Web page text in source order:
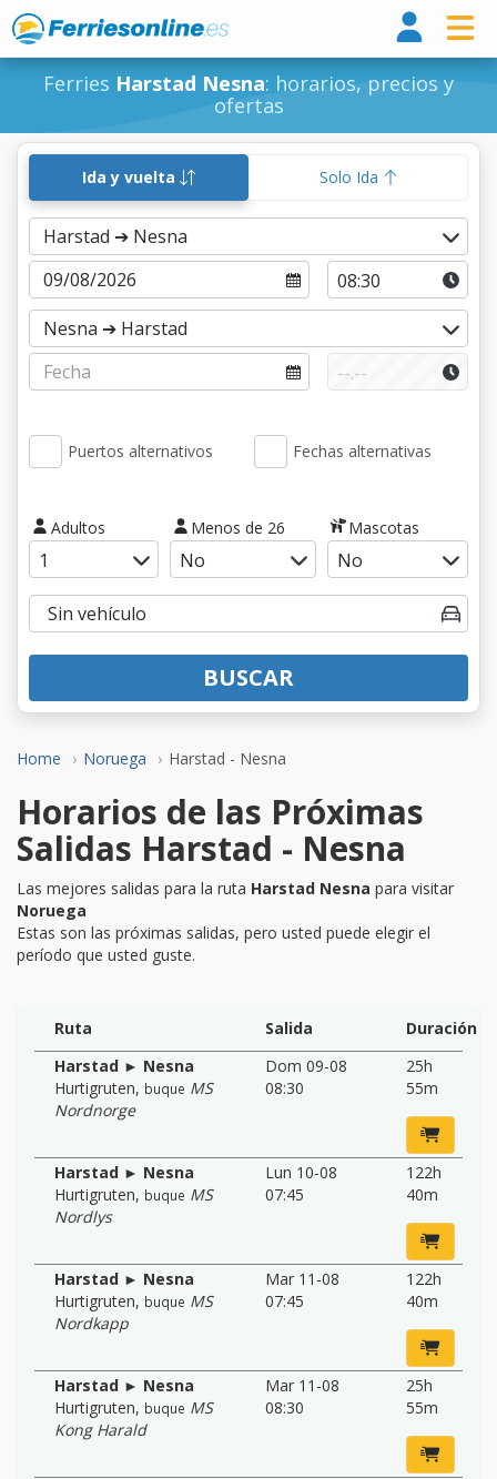
Ferries Harstad Nesna: horarios, precios y
ofertas
Home Noruega Harstad - Nesna
Ida y vuelta Solo Ida
Puertos alternativos Fechas alternativas
Adultos Menos de 26 Mascotas
BUSCAR
Horarios de las Próximas
Salidas Harstad - Nesna
Las mejores salidas para la ruta Harstad Nesna para visitar
Noruega
Estas son las próximas salidas, pero usted puede elegir el
período que usted guste.
Ruta Salida
Duración
Harstad ► Nesna
Hurtigruten, buque MS
Nordnorge
Dom 09-08
08:30
25h
55m
Harstad ► Nesna
Hurtigruten, buque MS
Nordlys
Lun 10-08
07:45
122h
40m
Harstad ► Nesna
Hurtigruten, buque MS
Nordkapp
Mar 11-08
07:45
122h
40m
Harstad ► Nesna
Hurtigruten, buque MS
Kong Harald
Mar 11-08
08:30
25h
55m